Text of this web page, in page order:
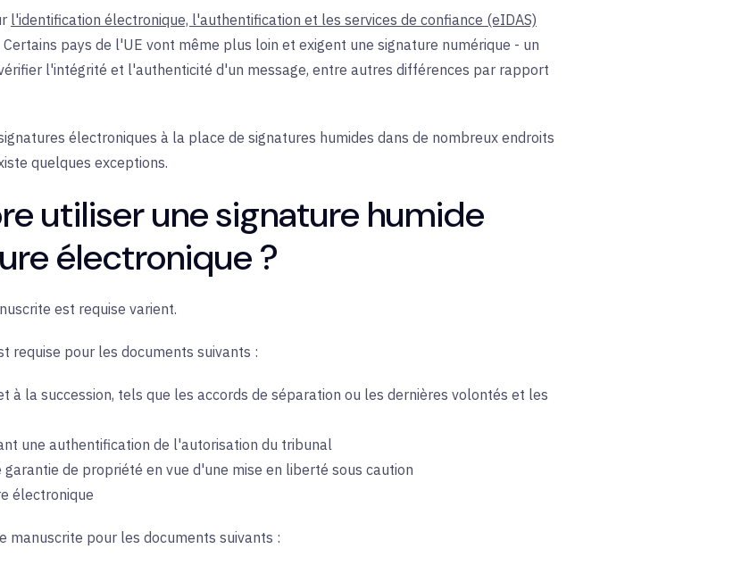
l'identification électronique, l'authentification et les services de confiance (eIDAS)
pays de l'UE vont même plus loin et exigent une signature numérique - un
l'intégrité et l'authenticité d'un message, entre autres différences par rapport
électroniques à la place de signatures humides dans de nombreux endroits
quelques exceptions.
utiliser une signature humide
électronique ?
est requise varient.
requise pour les documents suivants :
la succession, tels que les accords de séparation ou les dernières volontés et les
une authentification de l'autorisation du tribunal
de propriété en vue d'une mise en liberté sous caution
électronique
manuscrite pour les documents suivants :